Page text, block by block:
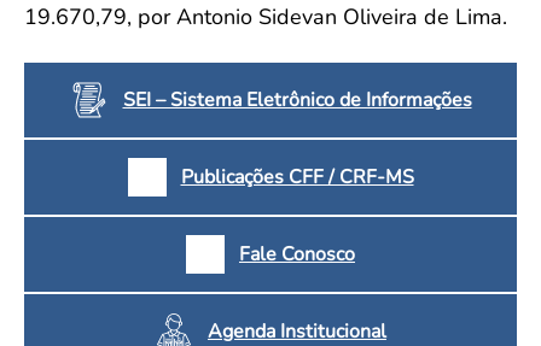
19.670,79, por Antonio Sidevan Oliveira de Lima.
SEI – Sistema Eletrônico de Informações
Publicações CFF / CRF-MS
Fale Conosco
Agenda Institucional